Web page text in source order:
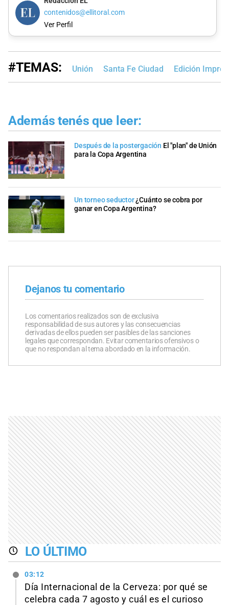
contenidos@ellitoral.com
Ver Perfil
#TEMAS: Unión Santa Fe Ciudad Edición
Además tenés que leer:
Después de la postergación El "plan" de Unión
para la Copa Argentina
Un torneo seductor¿Cuánto se cobra por
ganar en Copa Argentina?
Dejanos tu comentario
Los comentarios realizados son de exclusiva
responsabilidad de sus autores y las consecuencias
derivadas de ellos pueden ser pasibles de las sanciones
legales que correspondan. Evitar comentarios ofensivos o
que no respondan al tema abordado en la información.
LO ÚLTIMO
03:12
Día Internacional de la Cerveza: por qué se
celebra cada 7 agosto y cuál es el curioso